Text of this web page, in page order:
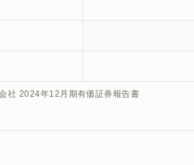
社 2024年12月期有価証券報告書